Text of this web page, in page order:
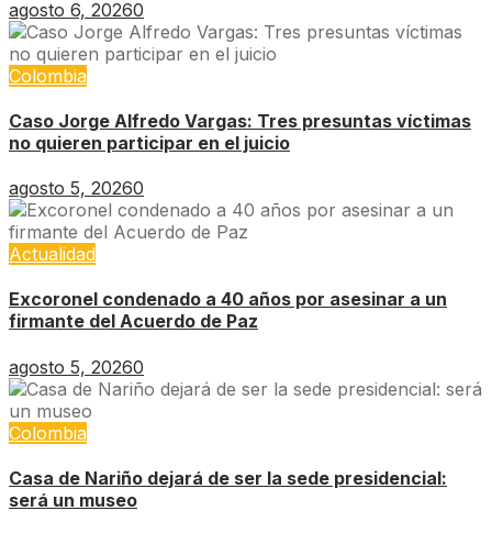
agosto 6, 20260
Colombia
Caso Jorge Alfredo Vargas: Tres presuntas víctimas
no quieren participar en el juicio
agosto 5, 20260
Actualidad
Excoronel condenado a 40 años por asesinar a un
firmante del Acuerdo de Paz
agosto 5, 20260
Colombia
Casa de Nariño dejará de ser la sede presidencial:
será un museo